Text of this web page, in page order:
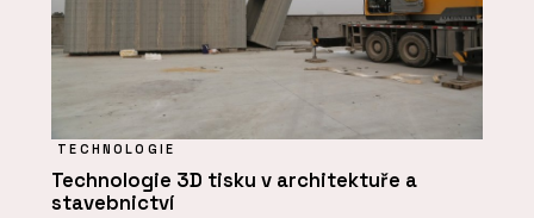
TECHNOLOGIE
Technologie 3D tisku v architektuře a
stavebnictví